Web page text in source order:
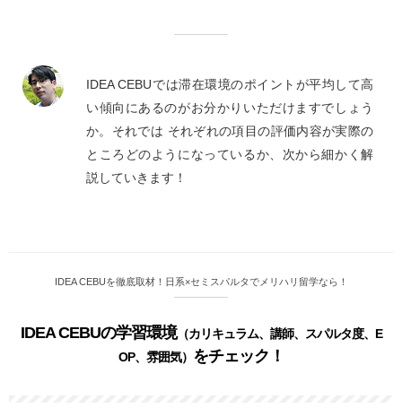
IDEA CEBUでは滞在環境のポイントが平均して高
い傾向にあるのがお分かりいただけますでしょう
か。それでは それぞれの項目の評価内容が実際の
ところどのようになっているか、次から細かく解
説していきます！
IDEA CEBUを徹底取材！日系×セミスパルタでメリハリ留学なら！
IDEA CEBUの学習環境（カリキュラム、講師、スパルタ度、E
OP、雰囲気） をチェック！